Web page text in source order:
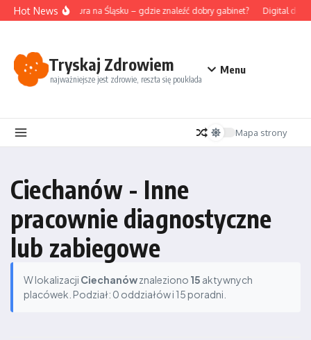
Przejdź do treści
Hot NewsAkupunktura na Śląsku – gdzie znaleźć dobry gabinet? Digital
Tryskaj Zdrowiem
najważniejsze jest zdrowie, reszta się poukłada
Menu
Mapa strony
Ciechanów - Inne
pracownie diagnostyczne
lub zabiegowe
W lokalizacji Ciechanówznaleziono 15 aktywnych
placówek. Podział: 0 oddziałów i 15 poradni.